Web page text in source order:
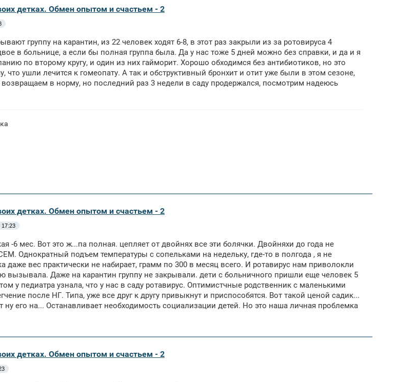
детках. Обмен опытом и счастьем - 2
группу на карантин, из 22 человек ходят 6-8, в этот раз закрыли из за ротовируса 4
в больнице, а если бы полная группа была. Да у нас тоже 5 дней можно без справки, и да и я
по второму кругу, и один из них гайморит. Хорошо обходимся без антибиотиков, но это
что ушли лечится к гомеопату. А так и обструктивный бронхит и отит уже были в этом сезоне,
в норму, но последний раз 3 недели в саду продержался, посмотрим надеюсь
детках. Обмен опытом и счастьем - 2
17:23
-6 мес. Вот это ж...па полная. цепляет от двойнях все эти болячки. Двойняхи до года не
Однократный подъем температуры с сопельками на недельку, где-то в полгода , я не
даже вес практически не набирает, грамм по 300 в месяц всего. И ротавирус нам приволокли
вызывала. Даже на карантин группу не закрывали. дети с больничного пришли еще человек 5
у педиатра узнала, что у нас в саду ротавирус. Оптимистчные родственник с маленькими
после НГ. Типа, уже все друг к другу привыкнут и приспособятся. Вот такой ценой садик...
его на... Останавливает необходимость социализации детей. Но это наша личная проблемка
детках. Обмен опытом и счастьем - 2